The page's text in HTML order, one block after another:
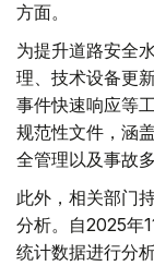
方面。
为提升道路安全
理、技术设备更
事件快速响应等
规范性文件，涵
全管理以及事故
此外，相关部门
分析。自2025年
统计数据进行分